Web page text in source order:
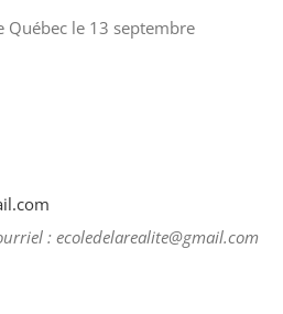
Québec le 13 septembre
: ecoledelarealite@gmail.com